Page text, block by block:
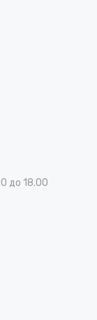
до 18.00